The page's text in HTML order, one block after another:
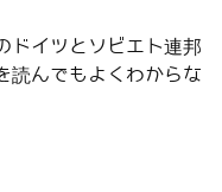
ドイツとソビエト連邦
読んでもよくわからな